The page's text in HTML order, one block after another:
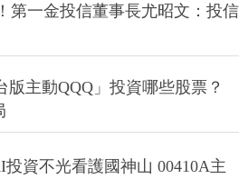
第一金投信董事長尤昭文：投信
版主動QQQ」投資哪些股票？
資不光看護國神山 00410A主